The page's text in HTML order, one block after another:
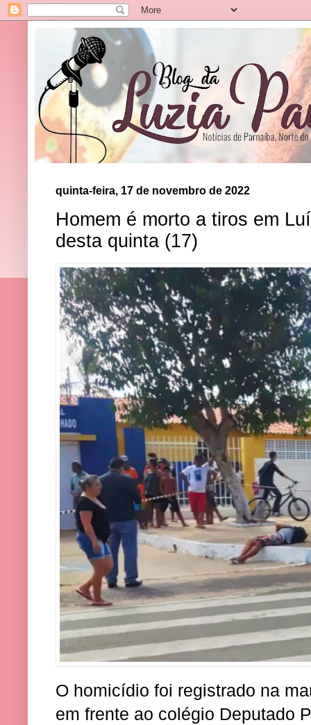
quinta-feira, 17 de novembro de 2022
Homem é morto a tiros em
desta quinta (17)
O homicídio foi registrado na
em frente ao colégio Deputado